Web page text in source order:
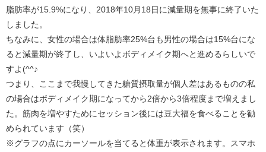
脂肪率が15.9%になり、2018年10月18日に減量期を無事に終了いた
しました。
ちなみに、女性の場合は体脂肪率25%台も男性の場合は15%台にな
ると減量期が終了し、いよいよボディメイク期へと進めるらしいで
すよ(^^♪
つまり、ここまで我慢してきた糖質摂取量が個人差はあるものの私
の場合はボディメイク期になってから2倍から3倍程度まで増えまし
た。筋肉を増やすためにセッション後には豆大福を食べることを勧
められています（笑）
※グラフの点にカーソールを当てると体重が表示されます。スマホ